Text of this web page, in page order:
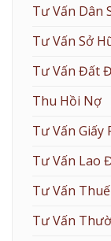
Tư Vấn Dân
Tư Vấn Sở
Tư Vấn Đất
Thu Hồi Nợ
Tư Vấn Giấy
Tư Vấn Lao
Tư Vấn Thuế
Tư Vấn